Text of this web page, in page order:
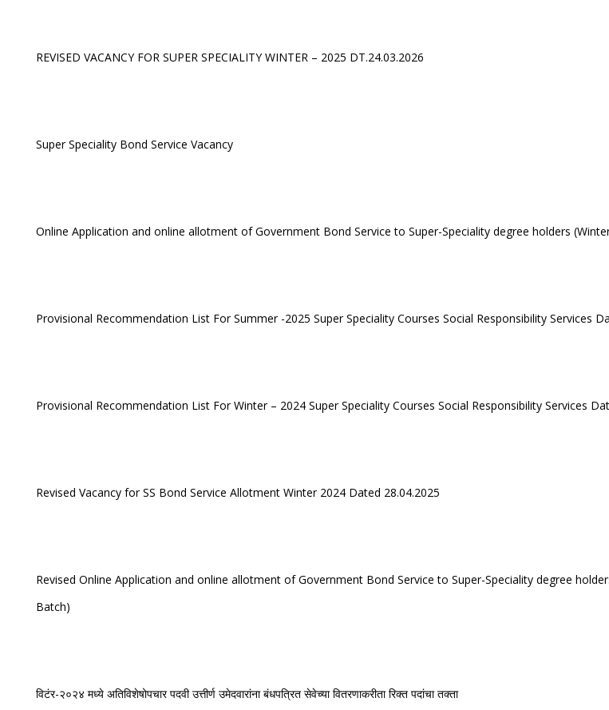
REVISED VACANCY FOR SUPER SPECIALITY WINTER – 2025 DT.24.03.2026
Super Speciality Bond Service Vacancy
Online Application and online allotment of Government Bond Service to Super-Speciality degree holders
Provisional Recommendation List For Summer -2025 Super Speciality Courses Social Responsibility Services
Provisional Recommendation List For Winter – 2024 Super Speciality Courses Social Responsibility Services
Revised Vacancy for SS Bond Service Allotment Winter 2024 Dated 28.04.2025
Revised Online Application and online allotment of Government Bond Service to Super-Speciality degree
Batch)
विटंर-२०२४ मध्ये अतिविशेषोपचार पदवी उत्तीर्ण उमेदवारांना बंधपत्रित सेवेच्या वितरणाकरीता रिक्त पदांचा तक्ता